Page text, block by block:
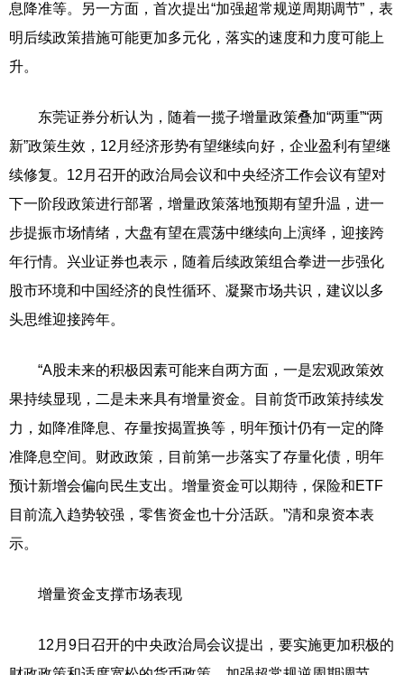
息降准等。另一方面，首次提出“加强超常规逆周期调节”，表
明后续政策措施可能更加多元化，落实的速度和力度可能上
升。
东莞证券分析认为，随着一揽子增量政策叠加“两重”“两
新”政策生效，12月经济形势有望继续向好，企业盈利有望继
续修复。12月召开的政治局会议和中央经济工作会议有望对
下一阶段政策进行部署，增量政策落地预期有望升温，进一
步提振市场情绪，大盘有望在震荡中继续向上演绎，迎接跨
年行情。兴业证券也表示，随着后续政策组合拳进一步强化
股市环境和中国经济的良性循环、凝聚市场共识，建议以多
头思维迎接跨年。
“A股未来的积极因素可能来自两方面，一是宏观政策效
果持续显现，二是未来具有增量资金。目前货币政策持续发
力，如降准降息、存量按揭置换等，明年预计仍有一定的降
准降息空间。财政政策，目前第一步落实了存量化债，明年
预计新增会偏向民生支出。增量资金可以期待，保险和ETF
目前流入趋势较强，零售资金也十分活跃。”清和泉资本表
示。
增量资金支撑市场表现
12月9日召开的中央政治局会议提出，要实施更加积极的